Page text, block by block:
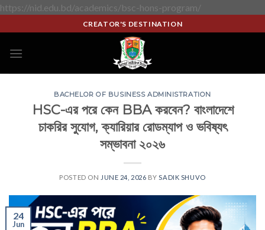
https://nid.edu.bd/academics/bsc-hons-program/
CREATOR'S DESTINATION
BACHELOR OF BUSINESS ADMINISTRATION
HSC-এর পরে কেন BBA করবেন? বাংলাদেশে
চাকরির সুযোগ, ক্যারিয়ার রোডম্যাপ ও ভবিষ্যৎ
সম্ভাবনা ২০২৬
POSTED ON JUNE 24, 2026 BY SADIK SHUVO
24
Jun